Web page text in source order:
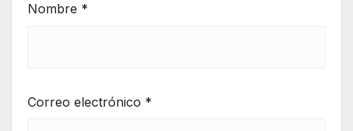
Nombre *
Correo electrónico *